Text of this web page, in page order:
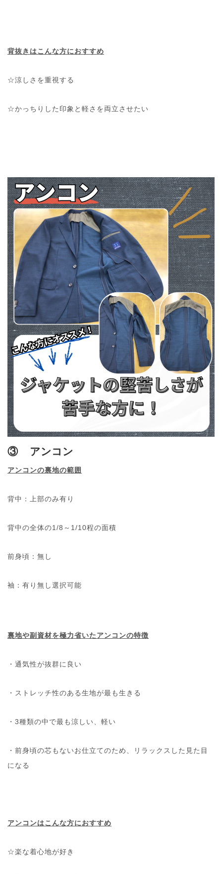
背抜きはこんな方におすすめ
☆涼しさを重視する
☆かっちりした印象と軽さを両立させたい
③ アンコン
アンコンの裏地の範囲
背中：上部のみ有り
背中の全体の1/8～1/10程の面積
前身頃：無し
袖：有り無し選択可能
裏地や副資材を極力省いたアンコンの特徴
・通気性が抜群に良い
・ストレッチ性のある生地が最も生きる
・3種類の中で最も涼しい、軽い
・前身頃の芯もないお仕立てのため、リラックスした見た目
になる
アンコンはこんな方におすすめ
☆楽な着心地が好き